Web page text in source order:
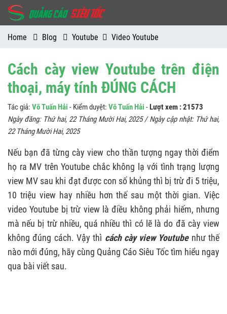
Home Blog Youtube Video Youtube
Cách cày view Youtube trên điện
thoại, máy tính ĐÚNG CÁCH
Tác giả: Võ Tuấn Hải - Kiểm duyệt: Võ Tuấn Hải -Lượt xem : 21573
Ngày đăng: Thứ hai, 22 Tháng Mười Hai, 2025/ Ngày cập nhật: Thứ hai,
22 Tháng Mười Hai, 2025
Nếu bạn đã từng cày view cho thần tượng ngay thời điểm
họ ra MV trên Youtube chắc không lạ với tình trạng lượng
view MV sau khi đạt được con số khủng thì bị trừ đi 5 triệu,
10 triệu view hay nhiều hơn thế sau một thời gian. Việc
video Youtube bị trừ view là điều không phải hiếm, nhưng
mà nếu bị trừ nhiều, quá nhiều thì có lẽ là do đã cày view
không đúng cách. Vậy thì cách cày view Youtubenhư thế
nào mới đúng, hãy cùng Quảng Cáo Siêu Tốc tìm hiểu ngay
qua bài viết sau.